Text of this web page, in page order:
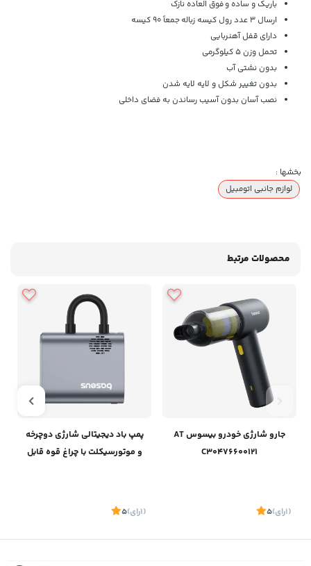
باریک و ساده و فوق العاده نازک
ارسال 3 عدد رول کیسه زباله جمعاً 90 کیسه
دارای قفل آهنربایی
تحمل وزن 5 کیلوگرمی
بدون نشتی آب
بدون تغییر شکل و لایه لایه شدن
نصب آسان بدون آسیب رساندن به فضای داخلی
بخشها :
لوازم جانبی اتومبیل
محصولات مرتبط
جارو شارژی خودرو بیسوس AT
C30476600121
(1 رای)
5
پمپ باد دیجیتالی شارژی دوچرخه
و موتورسیکلت‌ با چراغ قوه قابل
(1 رای)
5